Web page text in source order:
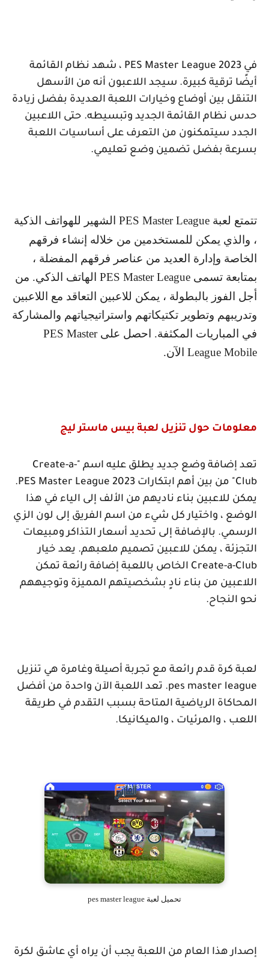
في PES Master League 2023 ، شهد نظام القائمة
أيضًا ترقية كبيرة. سيجد اللاعبون أنه من الأسهل
التنقل بين أوضاع وخيارات اللعبة العديدة بفضل زيادة
حدس نظام القائمة الجديد وتبسيطه. حتى اللاعبين
الجدد سيتمكنون من التعرف على أساسيات اللعبة
بسرعة بفضل تضمين وضع تعليمي.
تتمتع لعبة PES Master League الشهير للهواتف الذكية
، والذي يمكن للمستخدمين من خلاله إنشاء فرقهم
الخاصة وإدارة العديد من عناصر فرقهم المفضلة ،
بمتابعة تسمى PES Master League الهاتف الذكي. من
أجل الفوز بالبطولة ، يمكن للاعبين التعاقد مع اللاعبين
وتدريبهم وتطوير تكتيكاتهم واستراتيجياتهم والمشاركة
في المباريات المكثفة. احصل علىPES Master
League Mobile الآن.
معلومات حول تنزيل لعبة بيس ماستر ليج
تعد إضافة وضع جديد يطلق عليه اسم "Create-a-
Club" من بين أهم ابتكارات PES Master League 2023
.
يمكن للاعبين بناء ناديهم من الألف إلى الياء في هذا
الوضع ، واختيار كل شيء من اسم الفريق إلى لون الزي
الرسمي. بالإضافة إلى تحديد أسعار التذاكر ومبيعات
التجزئة ، يمكن للاعبين تصميم ملعبهم. يعد خيار
Create-a-Club الخاص باللعبة إضافة رائعة تمكن
اللاعبين من بناء نادٍ بشخصيتهم المميزة وتوجيههم
نحو النجاح.
لعبة كرة قدم رائعة مع تجربة أصيلة وغامرة هي تنزيل
pes master league. تعد اللعبة الآن واحدة من أفضل
المحاكاة الرياضية المتاحة بسبب التقدم في طريقة
اللعب ، والمرئيات ، والميكانيكا.
تحميل لعبة pes master league
إصدار هذا العام من اللعبة يجب أن يراه أي عاشق لكرة